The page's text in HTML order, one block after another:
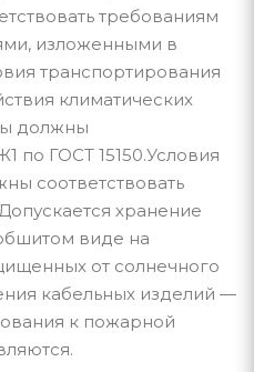
требованиям
изложенными в
транспортирования
климатических
должны
по ГОСТ 15150.Условия
соответствовать
хранение
виде на
от солнечного
кабельных изделий —
к пожарной